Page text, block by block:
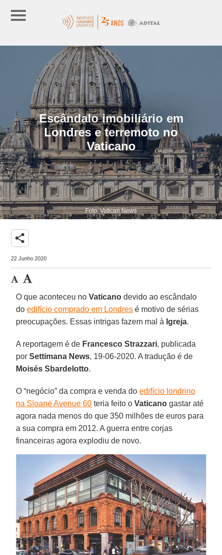
Escândalo imobiliário em
Londres e terremoto no
Vaticano
Foto: Vatican News
share
22 Junho 2020
O que aconteceu noVaticano devido ao escândalo
doedifício comprado em Londres é motivo de sérias
preocupações. Essas intrigas fazem mal à Igreja.
A reportagem é de Francesco Strazzari, publicada
porSettimana News, 19-06-2020. A tradução é de
Moisés Sbardelotto.
O “negócio” da compra e venda doedifício londrino
na Sloane Avenue 60 teria feito oVaticano gastar até
agora nada menos do que 350 milhões de euros para
a sua compra em 2012. A guerra entre corjas
financeiras agora explodiu de novo.